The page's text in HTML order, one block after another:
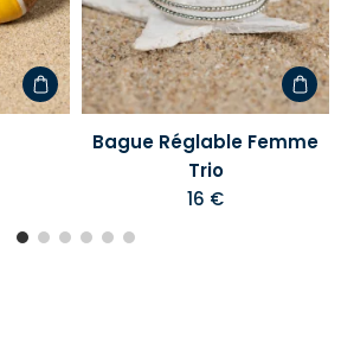
liste
d'envies
liste
Bague Réglable Femme
Trio
16 €